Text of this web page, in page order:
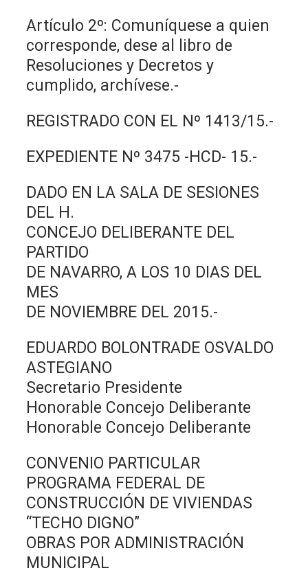
Artículo 2º: Comuníquese a quien
corresponde, dese al libro de
Resoluciones y Decretos y
cumplido, archívese.-
REGISTRADO CON EL Nº 1413/15.-
EXPEDIENTE Nº 3475 -HCD- 15.-
DADO EN LA SALA DE SESIONES
DEL H.
CONCEJO DELIBERANTE DEL
PARTIDO
DE NAVARRO, A LOS 10 DIAS DEL
MES
DE NOVIEMBRE DEL 2015.-
EDUARDO BOLONTRADE OSVALDO
ASTEGIANO
Secretario Presidente
Honorable Concejo Deliberante
Honorable Concejo Deliberante
CONVENIO PARTICULAR
PROGRAMA FEDERAL DE
CONSTRUCCIÓN DE VIVIENDAS
“TECHO DIGNO”
OBRAS POR ADMINISTRACIÓN
MUNICIPAL